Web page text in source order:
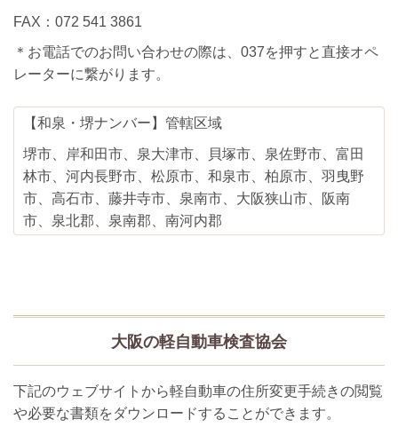
FAX：072 541 3861
＊お電話でのお問い合わせの際は、037を押すと直接オペ
レーターに繋がります。
【和泉・堺ナンバー】管轄区域
堺市、岸和田市、泉大津市、貝塚市、泉佐野市、富田
林市、河内長野市、松原市、和泉市、柏原市、羽曳野
市、高石市、藤井寺市、泉南市、大阪狭山市、阪南
市、泉北郡、泉南郡、南河内郡
大阪の軽自動車検査協会
下記のウェブサイトから軽自動車の住所変更手続きの閲覧
や必要な書類をダウンロードすることができます。